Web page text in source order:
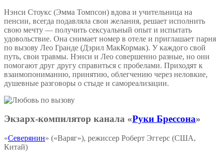
Нэнси Стоукс (Эмма Томпсон) вдова и учительница на
пенсии, всегда подавляла свои желания, решает исполнить
свою мечту — получить сексуальный опыт и испытать
удовольствие. Она снимает номер в отеле и приглашает парня
по вызову Лео Гранде (Дэрил МакКормак). У каждого свой
путь, свои травмы. Нэнси и Лео совершенно разные, но они
помогают друг другу справиться с пробелами. Приходят к
взаимопониманию, принятию, облегчению через неловкие,
душевные разговоры о стыде и самореализации.
Экзарх-компилятор канала «Руки Брессона»
«Северянин» («Варяг»), режиссер Роберт Эггерс (США,
Китай)